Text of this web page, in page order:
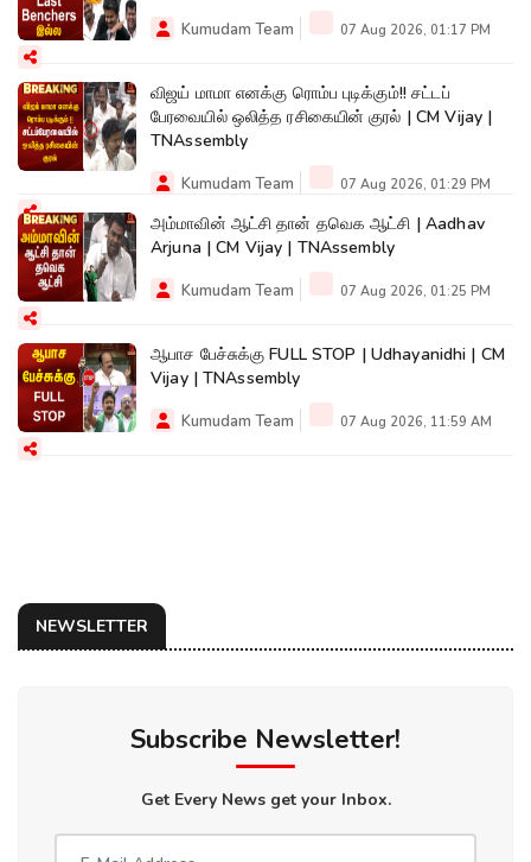
Kumudam Team 07 Aug 2026, 01:17 PM
விஜய் மாமா எனக்கு ரொம்ப புடிக்கும்!! சட்டப்
பேரவையில் ஒலித்த ரசிகையின் குரல் | CM Vijay |
TNAssembly
Kumudam Team 07 Aug 2026, 01:29 PM
அம்மாவின் ஆட்சி தான் தவெக ஆட்சி | Aadhav
Arjuna | CM Vijay | TNAssembly
Kumudam Team 07 Aug 2026, 01:25 PM
ஆபாச பேச்சுக்கு FULL STOP | Udhayanidhi | CM
Vijay | TNAssembly
Kumudam Team 07 Aug 2026, 11:59 AM
NEWSLETTER
Subscribe Newsletter!
Get Every News get your Inbox.